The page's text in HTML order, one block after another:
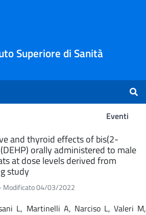
Superiore di Sanità
Eventi
and thyroid effects of bis(2-
orally administered to male
at dose levels derived from
study
Modificato 04/03/2022
L, Martinelli A, Narciso L, Valeri M,